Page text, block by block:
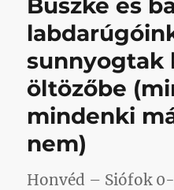
Büszke és
sunnyogtak
öltözőbe
mindenki
nem)
Honvéd – Siófok